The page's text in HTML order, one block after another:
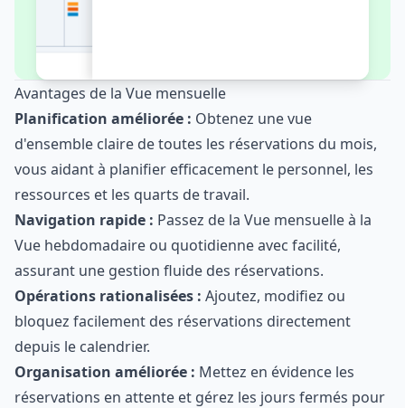
Avantages de la Vue mensuelle
Planification améliorée : Obtenez une vue
d'ensemble claire de toutes les réservations du mois,
vous aidant à planifier efficacement le personnel, les
ressources et les quarts de travail.
Navigation rapide : Passez de la Vue mensuelle à la
Vue hebdomadaire ou quotidienne avec facilité,
assurant une gestion fluide des réservations.
Opérations rationalisées : Ajoutez, modifiez ou
bloquez facilement des réservations directement
depuis le calendrier.
Organisation améliorée : Mettez en évidence les
réservations en attente et gérez les jours fermés pour